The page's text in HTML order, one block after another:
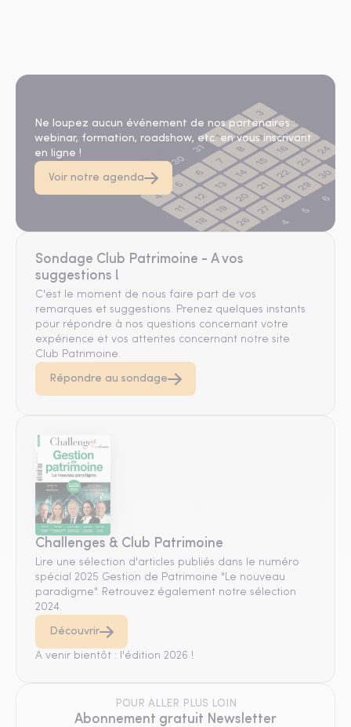
Ne loupez aucun événement de nos partenaires :
webinar, formation, roadshow, etc. en vous inscrivant
en ligne !
Voir notre agenda
Sondage Club Patrimoine - A vos
suggestions !
C'est le moment de nous faire part de vos
remarques et suggestions. Prenez quelques instants
pour répondre à nos questions concernant votre
expérience et vos attentes concernant notre site
Club Patrimoine.
Répondre au sondage
Challenges & Club Patrimoine
Lire une sélection d'articles publiés dans le numéro
spécial 2025 Gestion de Patrimoine "Le nouveau
paradigme". Retrouvez également notre sélection
2024.
Découvrir
A venir bientôt : l'édition 2026 !
POUR ALLER PLUS LOIN
Abonnement gratuit Newsletter